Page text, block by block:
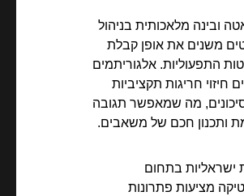
ובינה מלאכותית בניהול
משנים את אופן קבלת
התפעוליות. אלגוריתמים
חיזוי חריגות תקציביות
סיכונים, מה שמאפשר תגובה
ותכנון חכם של משאבים.
ישראליות בתחום
מציעות פתרונות